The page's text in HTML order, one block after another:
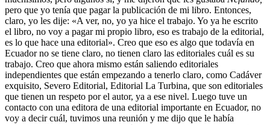
pero que yo tenía que pagar la publicación de mi libro. Entonces,
claro, yo les dije: «A ver, no, yo ya hice el trabajo. Yo ya he escrito
el libro, no voy a pagar mi propio libro, eso es trabajo de la editorial,
es lo que hace una editorial». Creo que eso es algo que todavía en
Ecuador no se tiene claro, no tienen claro las editoriales cuál es su
trabajo. Creo que ahora mismo están saliendo editoriales
independientes que están empezando a tenerlo claro, como Cadáver
exquisito, Severo Editorial, Editorial La Turbina, que son editoriales
que tienen un respeto por el autor, ya a ese nivel. Luego tuve un
contacto con una editora de una editorial importante en Ecuador, no
voy a decir cuál, tuvimos una reunión y me dijo que le había